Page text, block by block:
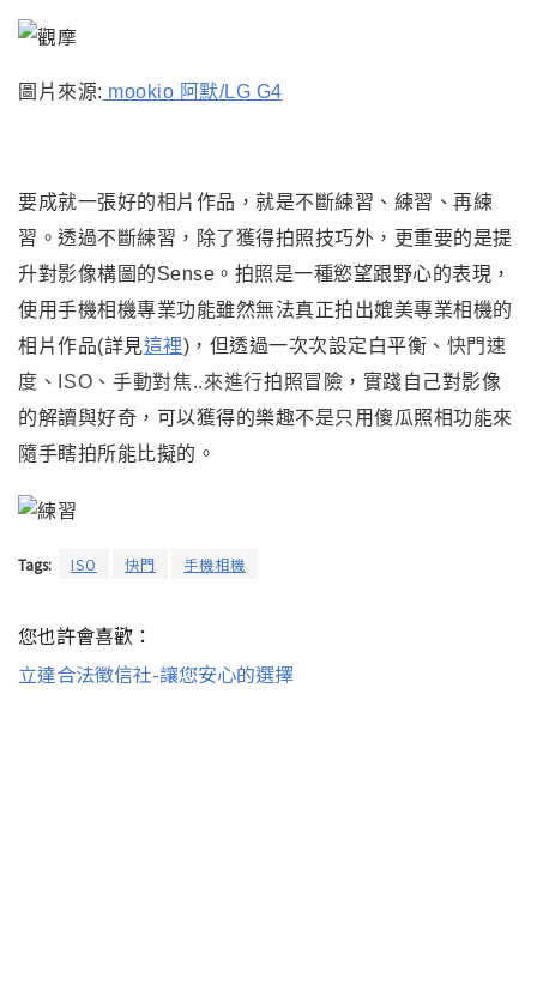
圖片來源: mookio 阿默/LG G4
要成就一張好的相片作品 ， 就是不斷練習、練習、再練
習。 透過不斷練習，除了獲得拍照技巧外，更重要的是提
升對影像構圖的Sense。 拍照是一種慾望跟野心的表現 ，
使用手機相機專業功能雖然無法真正拍出媲美專業相機的
相片作品(詳見這裡) ， 但透過一次次設定白平衡 、快門速
度 、ISO 、手動對焦..來進行拍照冒險，實踐自己對影像
的解讀與好奇 ， 可以獲得的樂趣不是只用傻瓜照相功能來
隨手瞎拍所能比擬的 。
Tags: ISO 快門 手機相機
您也許會喜歡：
立達合法徵信社-讓您安心的選擇